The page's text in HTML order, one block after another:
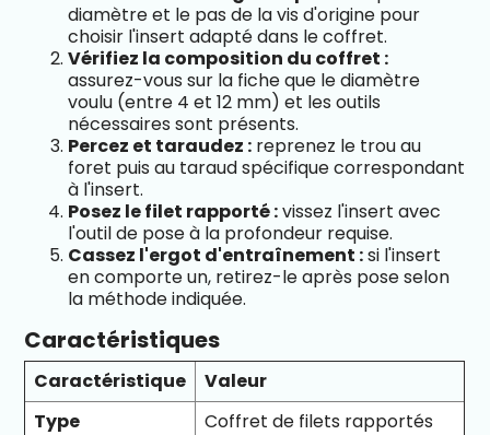
diamètre et le pas de la vis d'origine pour
choisir l'insert adapté dans le coffret.
Vérifiez la composition du coffret :
assurez-vous sur la fiche que le diamètre
voulu (entre 4 et 12 mm) et les outils
nécessaires sont présents.
Percez et taraudez : reprenez le trou au
foret puis au taraud spécifique correspondant
à l'insert.
Posez le filet rapporté :vissez l'insert avec
l'outil de pose à la profondeur requise.
Cassez l'ergot d'entraînement :si l'insert
en comporte un, retirez-le après pose selon
la méthode indiquée.
Caractéristiques
Caractéristique
Valeur
Type
Coffret de filets rapportés